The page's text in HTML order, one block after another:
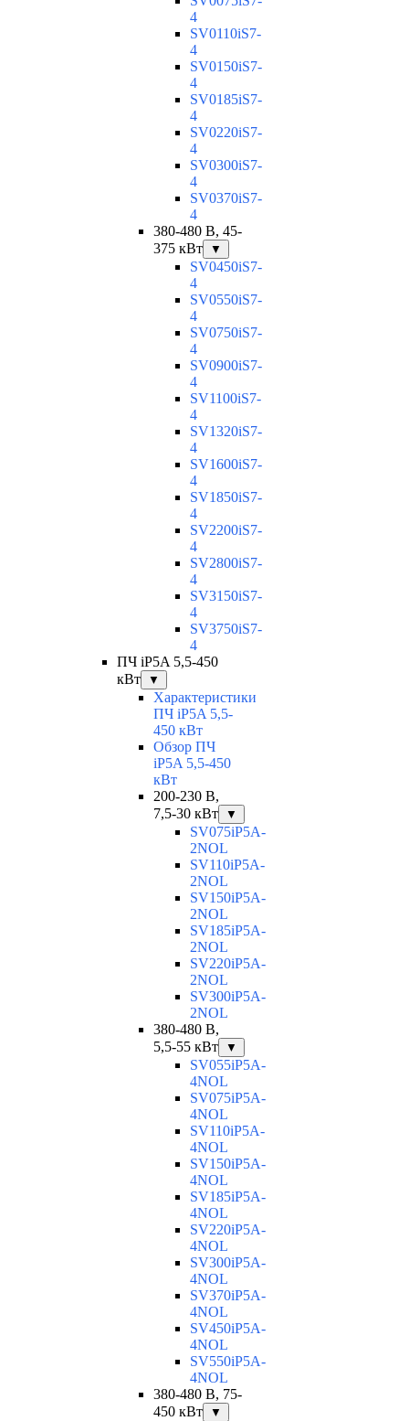
4
SV0110iS7-
4
SV0150iS7-
4
SV0185iS7-
4
SV0220iS7-
4
SV0300iS7-
4
SV0370iS7-
4
380-480 В, 45-
375 кВт
▼
SV0450iS7-
4
SV0550iS7-
4
SV0750iS7-
4
SV0900iS7-
4
SV1100iS7-
4
SV1320iS7-
4
SV1600iS7-
4
SV1850iS7-
4
SV2200iS7-
4
SV2800iS7-
4
SV3150iS7-
4
SV3750iS7-
4
ПЧ iP5A 5,5-450
кВт
▼
Характеристики
ПЧ iP5A 5,5-
450 кВт
Обзор ПЧ
iP5A 5,5-450
кВт
200-230 В,
7,5-30 кВт
▼
SV075iP5A-
2NOL
SV110iP5A-
2NOL
SV150iP5A-
2NOL
SV185iP5A-
2NOL
SV220iP5A-
2NOL
SV300iP5A-
2NOL
380-480 В,
5,5-55 кВт
▼
SV055iP5A-
4NOL
SV075iP5A-
4NOL
SV110iP5A-
4NOL
SV150iP5A-
4NOL
SV185iP5A-
4NOL
SV220iP5A-
4NOL
SV300iP5A-
4NOL
SV370iP5A-
4NOL
SV450iP5A-
4NOL
SV550iP5A-
4NOL
380-480 В, 75-
450 кВт
▼